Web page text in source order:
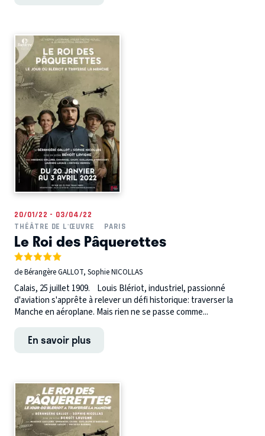
20/01/22 - 03/04/22
THÉÂTRE DE L'ŒUVRE
PARIS
Le Roi des Pâquerettes
de Bérangère GALLOT, Sophie NICOLLAS
Calais, 25 juillet 1909. Louis Blériot, industriel, passionné
d'aviation s'apprête à relever un défi historique: traverser la
Manche en aéroplane. Mais rien ne se passe comme...
En savoir plus